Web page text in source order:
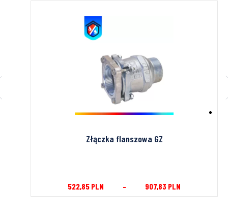
Złączka flanszowa GZ
522,85 PLN – 907,83 PLN